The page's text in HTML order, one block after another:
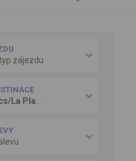
zájezdu
– Paradiski